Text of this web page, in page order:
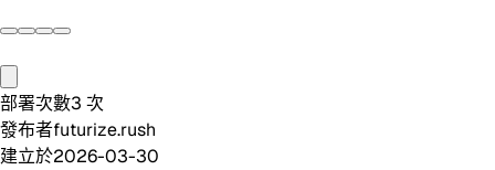
部署次數3 次
發布者futurize.rush
建立於2026-03-30